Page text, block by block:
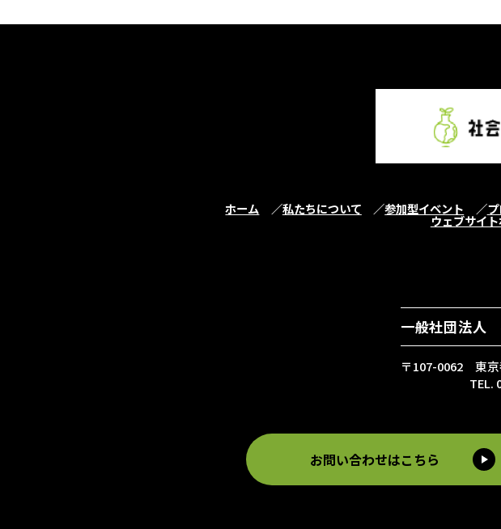
ホーム 私たちについて 参加型イベント
ウェブサイ
一般社団法人
〒107-0062 東
TEL.
お問い合わせはこちら